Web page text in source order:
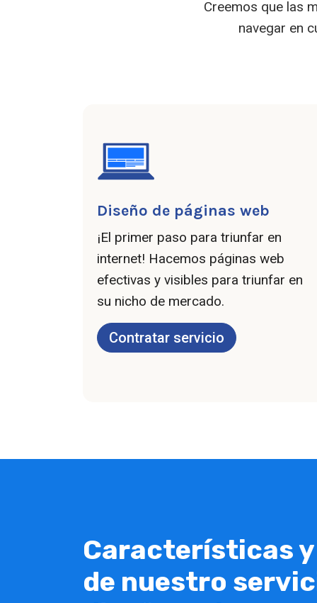
Creemos que las
navegar en
Diseño de páginas web
¡El primer paso para triunfar en
internet! Hacemos páginas web
efectivas y visibles para triunfar en
su nicho de mercado.
Contratar servicio
Características
de nuestro
Diseño atractivo